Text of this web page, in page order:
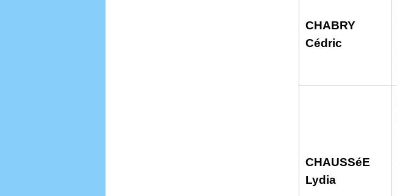
CHABRY
Cédric
CHAUSSéE
Lydia